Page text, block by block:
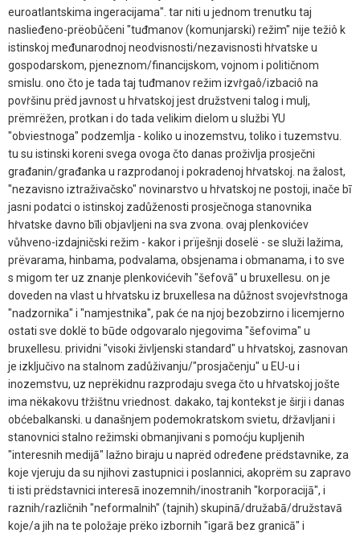
euroatlantskima ingeracijama". tar niti u jednom trenutku taj
naslieđeno-prëobůčeni "tuđmanov (komunjarski) režim" nije težiô k
istinskoj međunarodnoj neodvisnosti/nezavisnosti hṙvatske u
gospodarskom, pjeneznom/financijskom, vojnom i političnom
smislu. ono čto je tada taj tuđmanov režim izvṙgaô/izbaciô na
povṙšinu prëd javnost u hṙvatskoj jest družstveni talog i mulj,
prëmrëžen, protkan i do tada velikim dielom u službi YU
"obviestnoga" podzemlja - koliko u inozemstvu, toliko i tuzemstvu.
tu su istinski koreni svega ovoga čto danas proživlja prosječni
građanin/građanka u razprodanoj i pokradenoj hṙvatskoj. na žalost,
"nezavisno iztraživačsko" novinarstvo u hṙvatskoj ne postoji, inače bī
jasni podatci o istinskoj zadůženosti prosječnoga stanovnika
hṙvatske davno bīli objavljeni na sva zvona. ovaj plenkovićev
vůhveno-izdajničski režim - kakor i prïješnji doselë - se služi lažima,
prëvarama, hinbama, podvalama, obsjenama i obmanama, i to sve
s migom ter uz znanje plenkovićevih "šefovā" u bruxellesu. on je
doveden na vlast u hṙvatsku iz bruxellesa na důžnost svojevṙstnoga
"nadzornika" i "namjestnika", pak će na njoj bezobzirno i licemjerno
ostati sve doklë to būde odgovaralo njegovima "šefovima" u
bruxellesu. prividni "visoki življenski standard" u hṙvatskoj, zasnovan
je izključivo na stalnom zadůživanju/"prosjačenju" u EU-u i
inozemstvu, uz neprëkidnu razprodaju svega čto u hṙvatskoj jošte
ima nëkakovu tṙžištnu vriednost. dakako, taj kontekst je širji i danas
obćebalkanski. u današnjem podemokratskom svietu, dṙžavljani i
stanovnici stalno režimski obmanjivani s pomoćju kupljenih
"interesnih medijā" lažno biraju u naprëd određene prëdstavnike, za
koje vjeruju da su njihovi zastupnici i poslannici, akoprëm su zapravo
ti isti prëdstavnici interesā inozemnih/inostranih "korporacijā", i
raznih/različnih "neformalnih" (tajnih) skupinā/družabā/družstavā
koje/a jih na te položaje prëko izbornih "igarā bez granicā" i